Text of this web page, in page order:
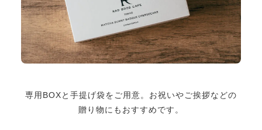
専用BOXと手提げ袋をご用意。お祝いやご挨拶などの
贈り物にもおすすめです。